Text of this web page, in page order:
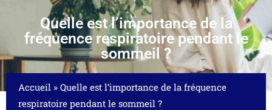
Quelle est l’importance de la
fréquence respiratoire pendant le
sommeil ?
Accueil » Quelle est l’importance de la fréquence
respiratoire pendant le sommeil ?